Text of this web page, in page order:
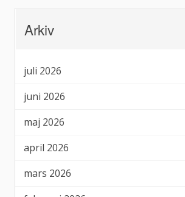
Arkiv
juli 2026
juni 2026
maj 2026
april 2026
mars 2026